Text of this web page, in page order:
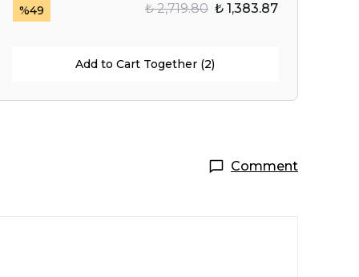
%49 ₺ 2,719.80 ₺ 1,383.87
Add to Cart Together (2)
Comment